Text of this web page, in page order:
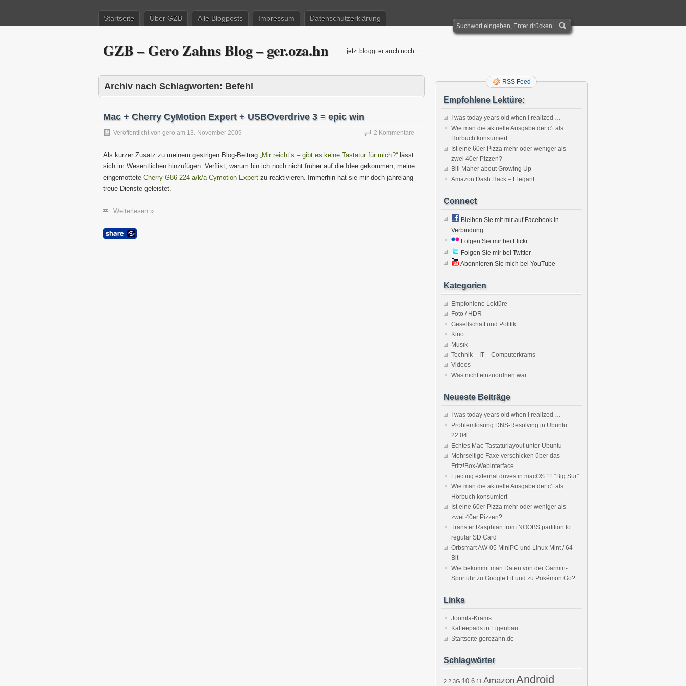
Startseite Über GZB Alle Blogposts Impressum Datenschutzerklärung
GZB – Gero Zahns Blog – ger.oza.hn … jetzt bloggt er auch noch …
Archiv nach Schlagworten: Befehl
Mac + Cherry CyMotion Expert + USBOverdrive 3 = epic win
Veröffentlicht von gero am 13. November 2009 2 Kommentare
Als kurzer Zusatz zu meinem gestrigen Blog-Beitrag „Mir reicht’s – gibt es keine Tastatur für mich?“ lässt
sich im Wesentlichen hinzufügen: Verflixt, warum bin ich noch nicht früher auf die Idee gekommen, meine
eingemottete Cherry G86-224 a/k/a Cymotion Expert zu reaktivieren. Immerhin hat sie mir doch jahrelang
treue Dienste geleistet.
Weiterlesen »
RSS Feed
Empfohlene Lektüre:
I was today years old when I realized …
Wie man die aktuelle Ausgabe der c’t als
Hörbuch konsumiert
Ist eine 60er Pizza mehr oder weniger als
zwei 40er Pizzen?
Bill Maher about Growing Up
Amazon Dash Hack – Elegant
Connect
Bleiben Sie mit mir auf Facebook in
Verbindung
Folgen Sie mir bei Flickr
Folgen Sie mir bei Twitter
Abonnieren Sie mich bei YouTube
Kategorien
Empfohlene Lektüre
Foto / HDR
Gesellschaft und Politik
Kino
Musik
Technik – IT – Computerkrams
Videos
Was nicht einzuordnen war
Neueste Beiträge
I was today years old when I realized …
Problemlösung DNS-Resolving in Ubuntu
22.04
Echtes Mac-Tastaturlayout unter Ubuntu
Mehrseitige Faxe verschicken über das
Fritz!Box-Webinterface
Ejecting external drives in macOS 11 “Big Sur”
Wie man die aktuelle Ausgabe der c’t als
Hörbuch konsumiert
Ist eine 60er Pizza mehr oder weniger als
zwei 40er Pizzen?
Transfer Raspbian from NOOBS partition to
regular SD Card
Orbsmart AW-05 MiniPC und Linux Mint / 64
Bit
Wie bekommt man Daten von der Garmin-
Sportuhr zu Google Fit und zu Pokémon Go?
Links
Joomla-Krams
Kaffeepads in Eigenbau
Startseite gerozahn.de
Schlagwörter
2.2 3G 10.6 11 AmazonAndroid